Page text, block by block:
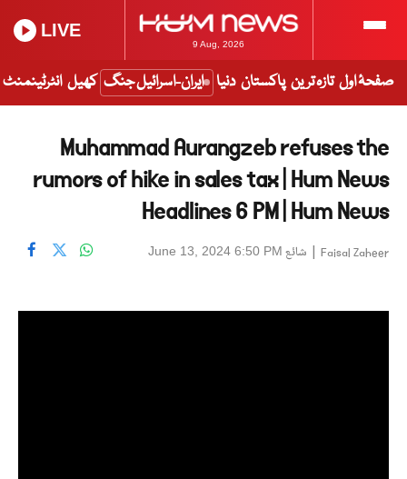
9 Aug, 2026
LIVE
صفحۂ اول تازہ ترین پاکستان دنیا ایران-اسرائیل جنگ کھیل انٹرٹینمنٹ
Muhammad Aurangzeb refuses the
rumors of hike in sales tax | Hum News
Headlines 6 PM | Hum News
Faisal Zaheer
| شائع June 13, 2024 6:50 PM